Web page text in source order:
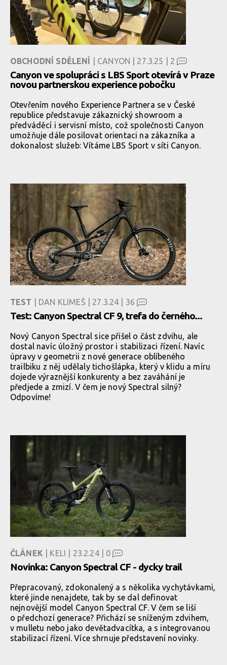
OBCHODNÍ SDĚLENÍ | CANYON | 27.3.25 | 2
Canyon ve spolupráci s LBS Sport otevírá v Praze
novou partnerskou experience pobočku
Otevřením nového Experience Partnera se v České
republice představuje zákaznický showroom a
předváděcí i servisní místo, což společnosti Canyon
umožňuje dále posilovat orientaci na zákazníka a
dokonalost služeb: Vítáme LBS Sport v síti Canyon.
TEST | DAN KLIMEŠ | 27.3.24 | 36
Test: Canyon Spectral CF 9, trefa do černého...
Nový Canyon Spectral sice přišel o část zdvihu, ale
dostal navíc úložný prostor i stabilizaci řízení. Navíc
úpravy v geometrii z nové generace oblíbeného
trailbiku z něj udělaly tichošlápka, který v klidu a míru
dojede výraznější konkurenty a bez zaváhání je
předjede a zmizí. V čem je nový Spectral silný?
Odpovíme!
ČLÁNEK | KELI | 23.2.24 | 0
Novinka: Canyon Spectral CF - dycky trail
Přepracovaný, zdokonalený a s několika vychytávkami,
které jinde nenajdete, tak by se dal definovat
nejnovější model Canyon Spectral CF. V čem se liší
o předchozí generace? Přichází se sníženým zdvihem,
v mulletu nebo jako devětadvacítka, a s integrovanou
stabilizací řízení. Více shrnuje představení novinky.